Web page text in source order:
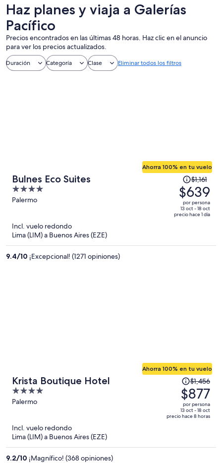
Haz planes y viaja a Galerías
Pacífico
Precios encontrados en las últimas 48 horas. Haz clic en el anuncio
para ver los precios actualizados.
Duración Categoría Clase Eliminar todos los filtros
Bulnes Eco Suites
4
out
Palermo
Ahorra 100% en tu vuelo
El
precio
era
de
$1,161
$1,161
$639
por persona
13 oct - 18 oct
precio hace 1 día
Incl. vuelo redondo
Lima (LIM) a Buenos Aires (EZE)
9.4/10 ¡Excepcional! (1271 opiniones)
Krista Boutique Hotel
4
out
Palermo
Ahorra 100% en tu vuelo
El
precio
era
de
$1,456
$1,456
$877
por persona
13 oct - 18 oct
precio hace 8 horas
Incl. vuelo redondo
Lima (LIM) a Buenos Aires (EZE)
9.2/10 ¡Magnífico! (368 opiniones)